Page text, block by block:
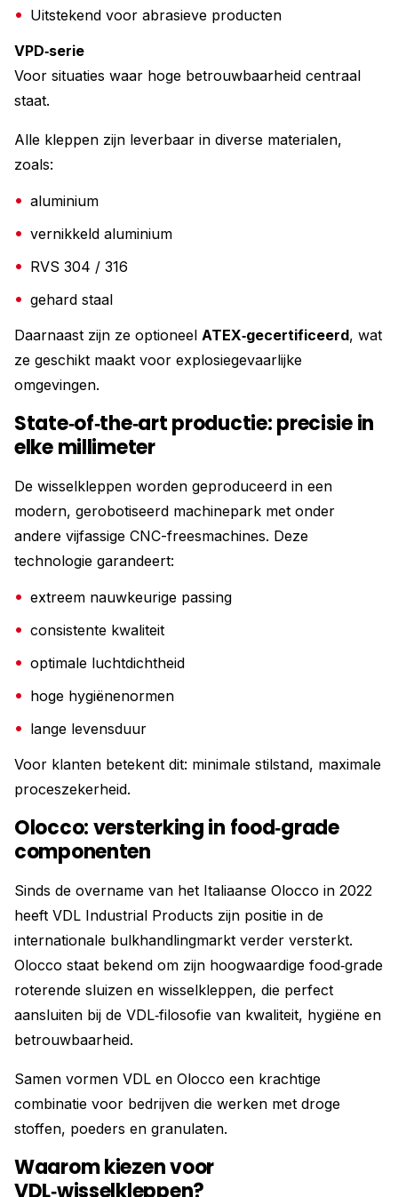
Uitstekend voor abrasieve producten
VPD‑serie
Voor situaties waar hoge betrouwbaarheid centraal
staat.
Alle kleppen zijn leverbaar in diverse materialen,
zoals:
aluminium
vernikkeld aluminium
RVS 304 / 316
gehard staal
Daarnaast zijn ze optioneel ATEX‑gecertificeerd, wat
ze geschikt maakt voor explosiegevaarlijke
omgevingen.
State‑of‑the‑art productie: precisie in
elke millimeter
De wisselkleppen worden geproduceerd in een
modern, gerobotiseerd machinepark met onder
andere vijfassige CNC-freesmachines. Deze
technologie garandeert:
extreem nauwkeurige passing
consistente kwaliteit
optimale luchtdichtheid
hoge hygiënenormen
lange levensduur
Voor klanten betekent dit: minimale stilstand, maximale
proceszekerheid.
Olocco: versterking in food‑grade
componenten
Sinds de overname van het Italiaanse Olocco in 2022
heeft VDL Industrial Products zijn positie in de
internationale bulkhandlingmarkt verder versterkt.
Olocco staat bekend om zijn hoogwaardige food‑grade
roterende sluizen en wisselkleppen, die perfect
aansluiten bij de VDL‑filosofie van kwaliteit, hygiëne en
betrouwbaarheid.
Samen vormen VDL en Olocco een krachtige
combinatie voor bedrijven die werken met droge
stoffen, poeders en granulaten.
Waarom kiezen voor
VDL‑wisselkleppen?